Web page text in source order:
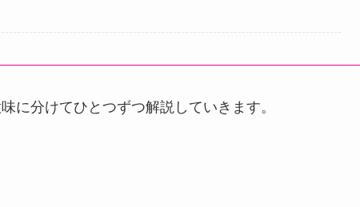
に分けてひとつずつ解説していきます。